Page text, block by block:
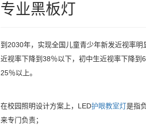
专业黑板灯
到2030年，实现全国儿童青少年新发近视率
近视率下降到38％以下，初中生近视率下降
25％以上。
在校园照明设计方案上，LED护眼教室灯是指
来专门负责；